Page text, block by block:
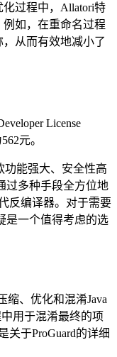
过程中，Allatori特
如，在重命名过程
从而有效地减小了
License
元。
功能强大、安全性高
过多种手段全方位地
反编译器。对于需要
是一个值得考虑的选
缩、优化和混淆Java
用于混淆最终的项
关于ProGuard的详细